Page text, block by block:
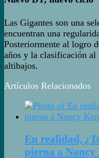
Las Gigantes son una
encuentran una
Posteriormente al logro
años y la clasificación
altibajos.
Artículos Relacionados
En realidad,
pierna a